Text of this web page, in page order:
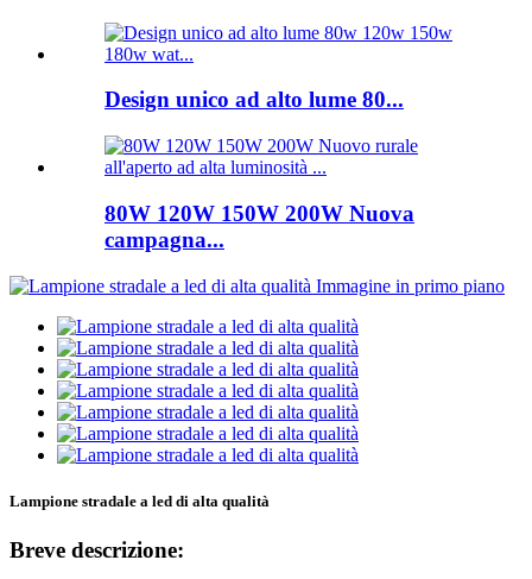
Design unico ad alto lume 80...
80W 120W 150W 200W Nuova
campagna...
Lampione stradale a led di alta qualità
Breve descrizione: